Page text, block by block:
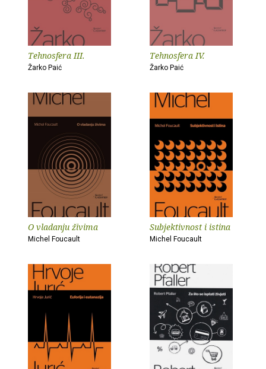
Tehnosfera III.
Žarko Paić
Tehnosfera IV.
Žarko Paić
O vladanju živima
Michel Foucault
Subjektivnost i istina
Michel Foucault